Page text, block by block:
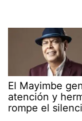
El Mayimbe
atención y
rompe el